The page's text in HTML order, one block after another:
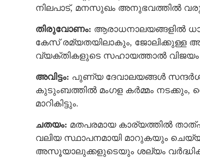
നിലപാട്, മനസുഖം അനുഭവത്തില്‍ വരും,
തിരുവോണം: ആരാധനാലയങ്ങളില്‍
കേസ് രമ്യതയിലാകും, ജോലിക്കുള്ള
വ്യക്തികളുടെ സഹായത്താല്‍ വിജയം
അവിട്ടം: പുണ്യ ദേവാലയങ്ങള്‍
കുടുംബത്തില്‍ മംഗള കര്‍മ്മം നടക്കും,
മാറികിട്ടും.
ചതയം: മതപരമായ കാര്യത്തില്‍
വലിയ സ്ഥാപനമായി മാറുകയും
അസൂയാലുക്കളുടെയും ശല്യം